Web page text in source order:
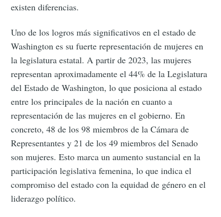
existen diferencias.
Uno de los logros más significativos en el estado de
Washington es su fuerte representación de mujeres en
la legislatura estatal. A partir de 2023, las mujeres
representan aproximadamente el 44% de la Legislatura
del Estado de Washington, lo que posiciona al estado
entre los principales de la nación en cuanto a
representación de las mujeres en el gobierno. En
concreto, 48 de los 98 miembros de la Cámara de
Representantes y 21 de los 49 miembros del Senado
son mujeres. Esto marca un aumento sustancial en la
participación legislativa femenina, lo que indica el
compromiso del estado con la equidad de género en el
liderazgo político.